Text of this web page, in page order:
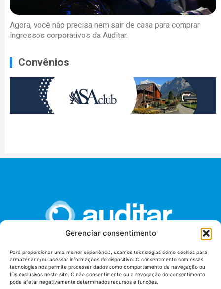
Gerenciar consentimento
Para proporcionar uma melhor experiência, usamos tecnologias como cookies para
armazenar e/ou acessar informações do dispositivo. O consentimento com essas
tecnologias nos permite processar dados como comportamento da navegação ou
IDs exclusivos neste site. O não consentimento ou a revogação do consentimento
pode afetar negativamente determinados recursos e funções.
Agora, você não precisa nem sair de casa para comprar
ingressos corporativos da Auditar.
Convênios
União dos Auditores Federais de Controle Externo -
AUDITAR
Setor de Administração Federal Sul (SAF/Sul), Qd. 04, Lt. 01